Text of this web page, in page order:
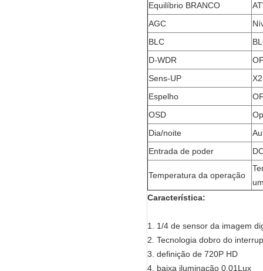
Equilíbrio BRANCO
AGC
BLC
D-WDR
Sens-UP
Espelho
OSD
Dia/noite
Entrada de poder
Temperatura da operação
Característica:
1. 1/4 de sensor da imagem
2. Tecnologia dobro do
3. definição de 720P HD
4. baixa iluminação 0.01Lux